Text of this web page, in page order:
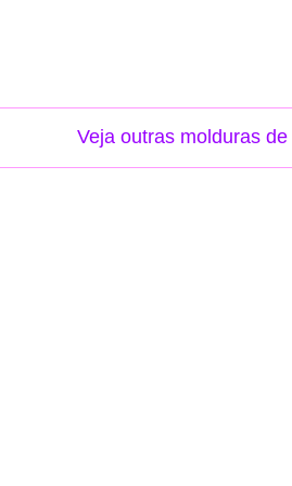
Veja outras molduras de